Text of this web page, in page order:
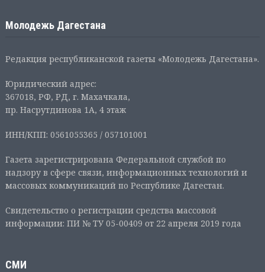
Молодежь Дагестана
Редакция республиканской газеты «Молодежь Дагестана».
Юридический адрес:
367018, РФ, РД, г. Махачкала,
пр. Насрутдинова 1А, 4 этаж
ИНН/КПП: 0561055365 / 057101001
Газета зарегистрирована Федеральной службой по
надзору в сфере связи, информационных технологий и
массовых коммуникаций по Республике Дагестан.
Свидетельство о регистрации средства массовой
информации: ПИ № ТУ 05-00409 от 22 апреля 2019 года
СМИ